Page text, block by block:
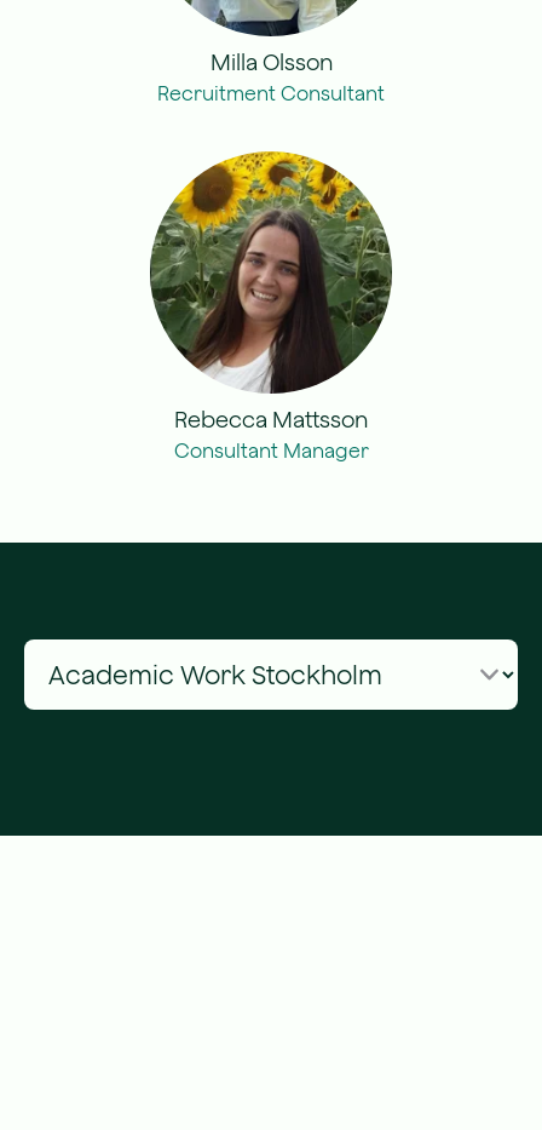
Milla Olsson
Recruitment Consultant
Rebecca Mattsson
Consultant Manager